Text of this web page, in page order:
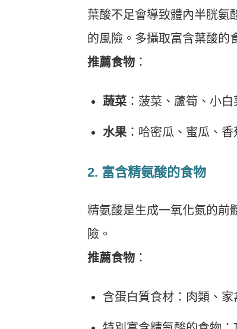
葉酸不足會導致體內半胱氨
的風險。多攝取富含葉酸的
推薦食物 ：
蔬菜 ：菠菜、蘆筍、小
水果 ：哈密瓜、蜜瓜、
2. 富含精氨酸的食物
精氨酸是生成一氧化氮的前
險。
推薦食物 ：
含蛋白質食材：肉類、家